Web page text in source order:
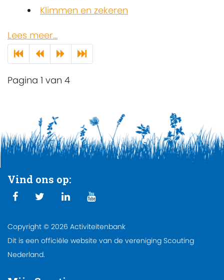
Klimmen en zekeren
Lees meer...
Pagina 1 van 4
Vind ons op:
Copyright © 2026 Activiteitenbank
Dit is een officiële website van de vereniging Scouting
Nederland.